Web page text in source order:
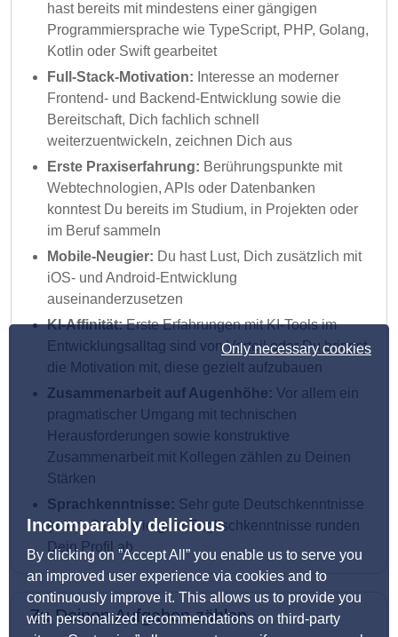
Only necessary cookies
Incomparably delicious
By clicking on ”Accept All” you enable us to serve you
an improved user experience via cookies and to
continuously improve it. This allows us to provide you
with personalized recommendations on third-party
hast bereits mit mindestens einer gängigen
Programmiersprache wie TypeScript, PHP, Golang,
Kotlin oder Swift gearbeitet
Full-Stack-Motivation: Interesse an moderner
Frontend- und Backend-Entwicklung sowie die
Bereitschaft, Dich fachlich schnell
weiterzuentwickeln, zeichnen Dich aus
Erste Praxiserfahrung: Berührungspunkte mit
Webtechnologien, APIs oder Datenbanken
konntest Du bereits im Studium, in Projekten oder
im Beruf sammeln
Mobile-Neugier: Du hast Lust, Dich zusätzlich mit
iOS- und Android-Entwicklung
auseinanderzusetzen
KI-Affinität:Erste Erfahrungen mit KI-Tools im
Entwicklungsalltag sind von Vorteil oder Du bringst
die Motivation mit, diese gezielt aufzubauen
Zusammenarbeit auf Augenhöhe: Vor allem ein
pragmatischer Umgang mit technischen
Herausforderungen sowie konstruktive
Zusammenarbeit mit Kollegen zählen zu Deinen
Stärken
Sprachkenntnisse: Sehr gute Deutschkenntnisse
(mind. C1) sowie gute Englischkenntnisse runden
Dein Profil ab
Zu Deinen Aufgaben zählen